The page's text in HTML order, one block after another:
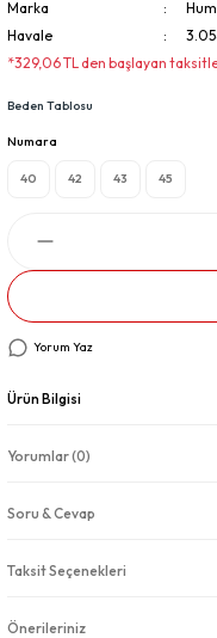
Marka
Havale
*329,06 TL den başlayan
Beden Tablosu
Numara
40 42 43 45
Yorum Yaz
Ürün Bilgisi
Yorumlar (0)
Soru & Cevap
Taksit Seçenekleri
Önerileriniz